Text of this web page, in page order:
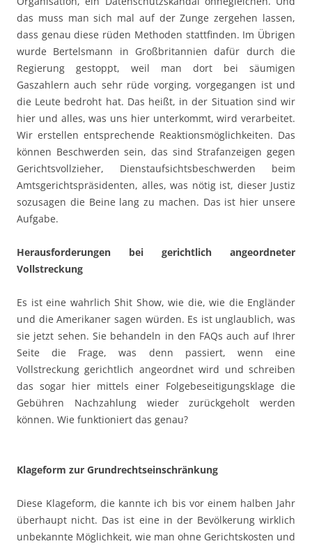
das muss man sich mal auf der Zunge zergehen lassen,
dass genau diese rüden Methoden stattfinden. Im Übrigen
wurde Bertelsmann in Großbritannien dafür durch die
Regierung gestoppt, weil man dort bei säumigen
Gaszahlern auch sehr rüde vorging, vorgegangen ist und
die Leute bedroht hat. Das heißt, in der Situation sind wir
hier und alles, was uns hier unterkommt, wird verarbeitet.
Wir erstellen entsprechende Reaktionsmöglichkeiten. Das
können Beschwerden sein, das sind Strafanzeigen gegen
Gerichtsvollzieher, Dienstaufsichtsbeschwerden beim
Amtsgerichtspräsidenten, alles, was nötig ist, dieser Justiz
sozusagen die Beine lang zu machen. Das ist hier unsere
Aufgabe.
Herausforderungen bei gerichtlich angeordneter
Vollstreckung
Es ist eine wahrlich Shit Show, wie die, wie die Engländer
und die Amerikaner sagen würden. Es ist unglaublich, was
sie jetzt sehen. Sie behandeln in den FAQs auch auf Ihrer
Seite die Frage, was denn passiert, wenn eine
Vollstreckung gerichtlich angeordnet wird und schreiben
das sogar hier mittels einer Folgebeseitigungsklage die
Gebühren Nachzahlung wieder zurückgeholt werden
können. Wie funktioniert das genau?
Klageform zur Grundrechtseinschränkung
Diese Klageform, die kannte ich bis vor einem halben Jahr
überhaupt nicht. Das ist eine in der Bevölkerung wirklich
unbekannte Möglichkeit, wie man ohne Gerichtskosten und